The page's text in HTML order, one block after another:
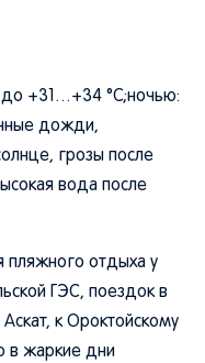
+31…+34 °C;ночью:
дожди,
грозы после
вода после
пляжного отдыха у
ГЭС, поездок в
к Ороктойскому
в жаркие дни